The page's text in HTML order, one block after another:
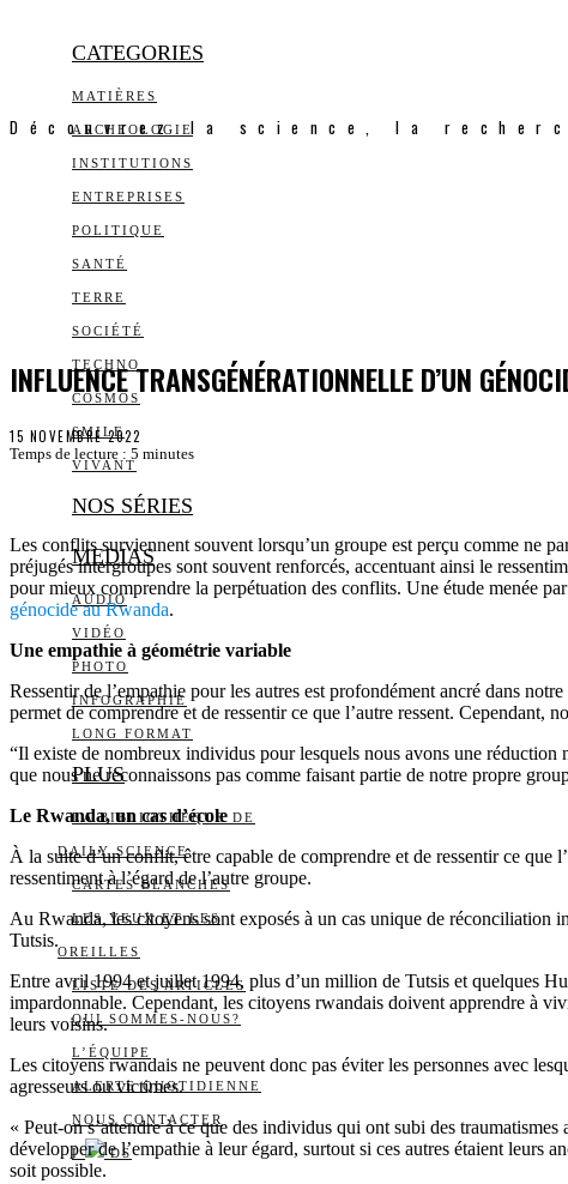
CATEGORIES
MATIÈRES
ARCHEOLOGIE
INSTITUTIONS
ENTREPRISES
POLITIQUE
SANTÉ
TERRE
SOCIÉTÉ
TECHNO
COSMOS
SMILE
VIVANT
NOS SÉRIES
MEDIAS
AUDIO
VIDÉO
PHOTO
INFOGRAPHIE
LONG FORMAT
PLUS
LA BIBLIOTHÈQUE DE
DAILY SCIENCE
CARTES BLANCHES
LES YEUX ET LES
OREILLES
LISTE DES ARTICLES
QUI SOMMES-NOUS?
L’ÉQUIPE
ALERTE QUOTIDIENNE
NOUS CONTACTER
I DS
Découvrez la science, la
INFLUENCE TRANSGÉNÉRATIONNELLE D’UN
15 NOVEMBRE 2022
Temps de lecture : 5 minutes
Les conflits surviennent souvent lorsqu’un groupe est perçu comme ne
préjugés intergroupes sont souvent renforcés, accentuant ainsi le
pour mieux comprendre la perpétuation des conflits. Une étude menée
génocide au Rwanda.
Une empathie à géométrie variable
Ressentir de l’empathie pour les autres est profondément ancré dans
permet de comprendre et de ressentir ce que l’autre ressent. Cependant,
“Il existe de nombreux individus pour lesquels nous avons une réduction
que nous ne reconnaissons pas comme faisant partie de notre propre
Le Rwanda, un cas d’école
À la suite d’un conflit, être capable de comprendre et de ressentir ce
ressentiment à l’égard de l’autre groupe.
Au Rwanda, les citoyens sont exposés à un cas unique de réconciliation
Tutsis.
Entre avril 1994 et juillet 1994, plus d’un million de Tutsis et quelques
impardonnable. Cependant, les citoyens rwandais doivent apprendre à
leurs voisins.
Les citoyens rwandais ne peuvent donc pas éviter les personnes avec
agresseurs ou victimes.
« Peut-on s’attendre à ce que des individus qui ont subi des
développer de l’empathie à leur égard, surtout si ces autres étaient leurs
soit possible.